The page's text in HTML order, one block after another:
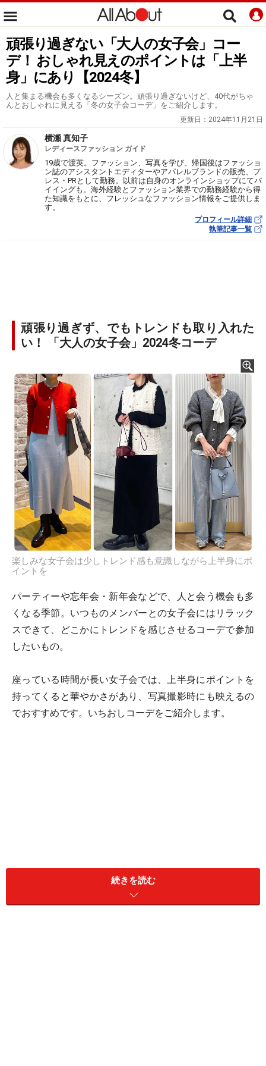
頑張り過ぎない「大人の女子会」コー
デ！ おしゃれ見えのポイントは「上半
身」にあり【2024冬】
人と集まる機会も多くなるシーズン。頑張り過ぎないけど、40代がちゃ
んとおしゃれに見える「冬の女子会コーデ」をご紹介します。
更新日： 2024年11月21日
横瀬 真知子
レディースファッション ガイド
19歳で渡英。ファッション、写真を学び、帰国後はファッショ
ン誌のアシスタントエディターやアパレルブランドの販売、プ
レス・PRとして勤務。以前は自身のオンラインショップにてバ
イイングも。海外経験とファッション業界での勤務経験から得
た知識をもとに、フレッシュなファッション情報をご提供しま
す。
プロフィール詳細
執筆記事一覧
頑張り過ぎず、でもトレンドも取り入れた
い！ 「大人の女子会」2024冬コーデ
楽しみな女子会は少しトレンド感も意識しながら上半身にポ
イントを
パーティーや忘年会・新年会などで、人と会う機会も多
くなる季節。いつものメンバーとの女子会にはリラック
スできて、どこかにトレンドを感じさせるコーデで参加
したいもの。
座っている時間が長い女子会では、上半身にポイントを
持ってくると華やかさがあり、写真撮影時にも映えるの
でおすすめです。いちおしコーデをご紹介します。
1. 「ツイードベスト」をプラスするだけで
続きを読む